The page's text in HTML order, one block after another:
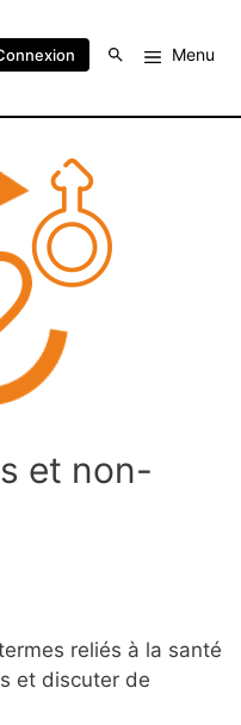
Menu
et non-
reliés à la santé
et discuter de